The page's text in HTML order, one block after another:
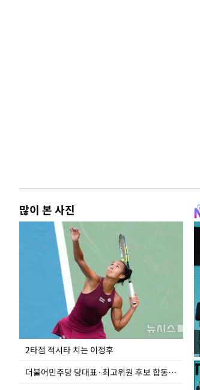
많이 본 사진
2타점 적시타 치는 이정후
더불어민주당 당대표·최고위원 후보 합동연설회